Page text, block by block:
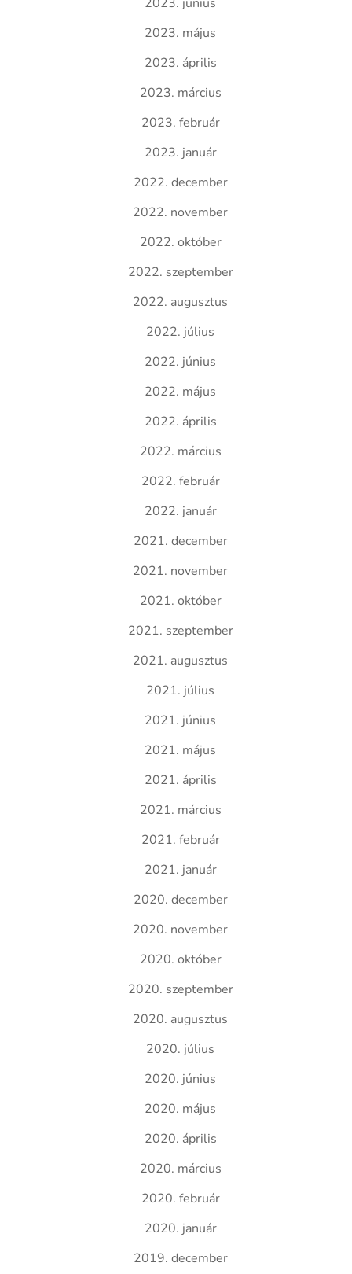
2023. május
2023. április
2023. március
2023. február
2023. január
2022. december
2022. november
2022. október
2022. szeptember
2022. augusztus
2022. július
2022. június
2022. május
2022. április
2022. március
2022. február
2022. január
2021. december
2021. november
2021. október
2021. szeptember
2021. augusztus
2021. július
2021. június
2021. május
2021. április
2021. március
2021. február
2021. január
2020. december
2020. november
2020. október
2020. szeptember
2020. augusztus
2020. július
2020. június
2020. május
2020. április
2020. március
2020. február
2020. január
2019. december